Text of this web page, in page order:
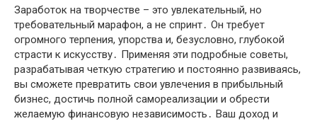
Заработок на творчестве – это увлекательный, но
требовательный марафон, а не спринт․ Он требует
огромного терпения, упорства и, безусловно, глубокой
страсти к искусству․ Применяя эти подробные советы,
разрабатывая четкую стратегию и постоянно развиваясь,
вы сможете превратить свои увлечения в прибыльный
бизнес, достичь полной самореализации и обрести
желаемую финансовую независимость․ Ваш доход и